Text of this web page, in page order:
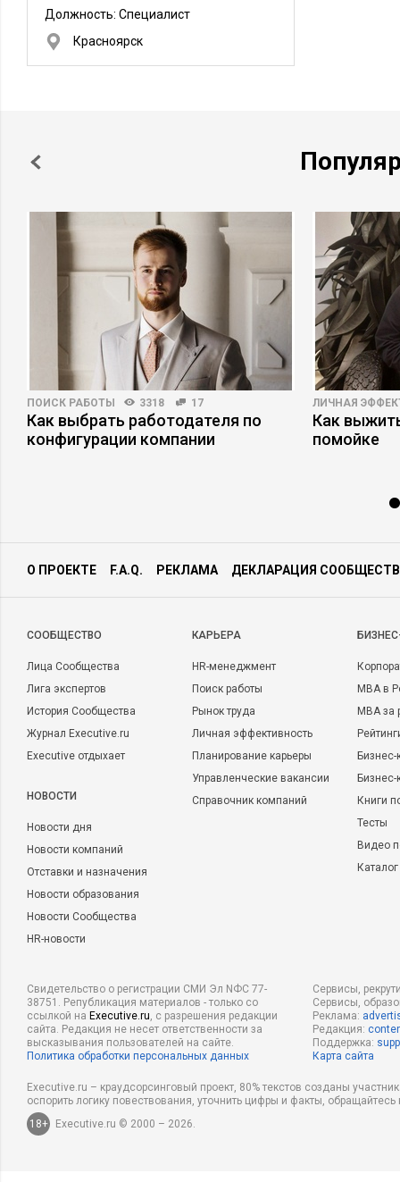
Должность: Специалист
Красноярск
ПОИСК РАБОТЫ 3318 17
Как выбрать работодателя по
конфигурации компании
ЛИЧНАЯ
Как
помойке
О ПРОЕКТЕ F.A.Q. РЕКЛАМА ДЕКЛАРАЦИЯ
CООБЩЕСТВО
Лица Сообщества
Лига экспертов
История Сообщества
Журнал Executive.ru
Executive отдыхает
НОВОСТИ
Новости дня
Новости компаний
Отставки и назначения
Новости образования
Новости Сообщества
HR-новости
КАРЬЕРА
HR-менеджмент
Поиск работы
Рынок труда
Личная эффективность
Планирование карьеры
Управленческие вакансии
Справочник компаний
MBA в
MBA
Бизнес-
Книги
Тесты
Видео
Свидетельство о регистрации СМИ Эл NФС 77-
38751. Републикация материалов - только со
ссылкой на Executive.ru, с разрешения редакции
сайта. Редакция не несет ответственности за
высказывания пользователей на сайте.
Политика обработки персональных данных
Сервисы,
Сервисы,
Реклама:
Редакция:
Поддержка:
Карта сайта
Executive.ru – краудсорсинговый проект, 80% текстов созданы
оспорить логику повествования, уточнить цифры и факты,
18+
Executive.ru © 2000 – 2026.